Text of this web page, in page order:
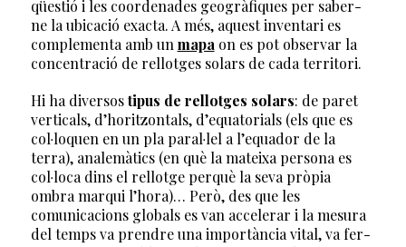
qüestió i les coordenades geogràfiques per saber-
ne la ubicació exacta. A més, aquest inventari es
complementa amb unmapaon es pot observar la
concentració de rellotges solars de cada territori.
Hi ha diversostipus de rellotges solars: de paret
verticals, d’horitzontals, d’equatorials (els que es
col·loquen en un pla paral·lel a l’equador de la
terra), analemàtics (en què la mateixa persona es
col·loca dins el rellotge perquè la seva pròpia
ombra marqui l’hora)… Però, des que les
comunicacions globals es van accelerar i la mesura
del temps va prendre una importància vital, va fer-